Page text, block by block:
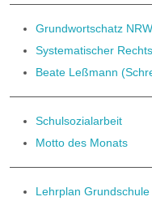
Grundwortschatz NRW
Systematischer
Beate Leßmann
Schulsozialarbeit
Motto des Monats
Lehrplan Grundschule